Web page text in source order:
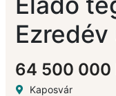
64 500 000
Kaposvár